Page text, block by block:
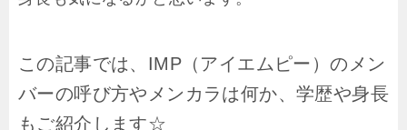
この記事では、IMP（アイエムピー）のメン
バーの呼び方やメンカラは何か、学歴や身長
もご紹介します☆